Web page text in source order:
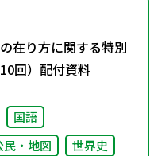
在り方に関する特別
回）配付資料
国語
民・地図
世界史